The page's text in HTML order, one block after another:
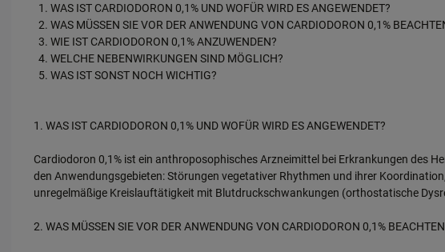
WAS IST CARDIODORON 0,1% UND WOFÜR WIRD ES ANGEWENDET?
WAS MÜSSEN SIE VOR DER ANWENDUNG VON CARDIODORON 0,1%
WIE IST CARDIODORON 0,1% ANZUWENDEN?
WELCHE NEBENWIRKUNGEN SIND MÖGLICH?
WAS IST SONST NOCH WICHTIG?
1. WAS IST CARDIODORON 0,1% UND WOFÜR WIRD ES ANGEWENDET?
Cardiodoron 0,1% ist ein anthroposophisches Arzneimittel bei Erkrankungen des
den Anwendungsgebieten: Störungen vegetativer Rhythmen und ihrer
unregelmäßige Kreislauftätigkeit mit Blutdruckschwankungen (orthostatische
2. WAS MÜSSEN SIE VOR DER ANWENDUNG VON CARDIODORON 0,1%